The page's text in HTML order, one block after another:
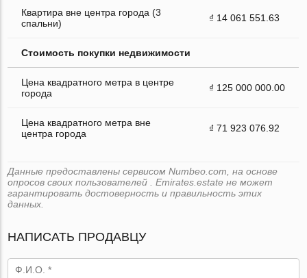
Квартира вне центра города (3
спальни)
₫ 14 061 551.63
Стоимость покупки недвижимости
Цена квадратного метра в центре
города
₫ 125 000 000.00
Цена квадратного метра вне
центра города
₫ 71 923 076.92
Данные предоставлены сервисом Numbeo.com, на основе
опросов своих пользователей . Emirates.estate не может
гарантировать достоверность и правильность этих
данных.
НАПИСАТЬ ПРОДАВЦУ